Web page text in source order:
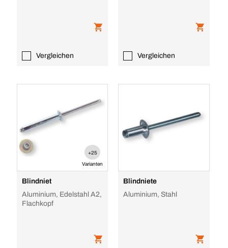
Vergleichen Vergleichen
+25
Varianten
Blindniet
Aluminium, Edelstahl A2,
Flachkopf
Blindniete
Aluminium, Stahl